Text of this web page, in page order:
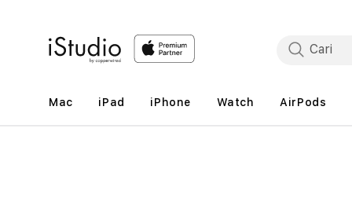
Mac iPad iPhone Watch AirPods